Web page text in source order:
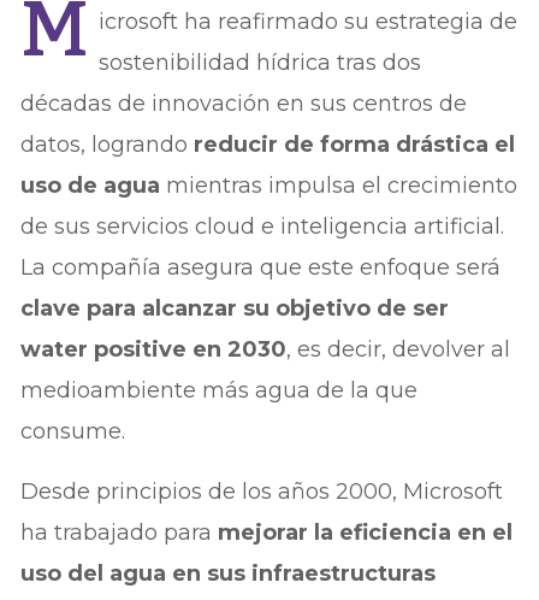
M icrosoft ha reafirmado su estrategia de
sostenibilidad hídrica tras dos
décadas de innovación en sus centros de
datos, logrando reducir de forma drástica el
uso de agua mientras impulsa el crecimiento
de sus servicios cloud e inteligencia artificial.
La compañía asegura que este enfoque será
clave para alcanzar su objetivo de ser
water positive en 2030, es decir, devolver al
medioambiente más agua de la que
consume.
Desde principios de los años 2000, Microsoft
ha trabajado para mejorar la eficiencia en el
uso del agua en sus infraestructuras